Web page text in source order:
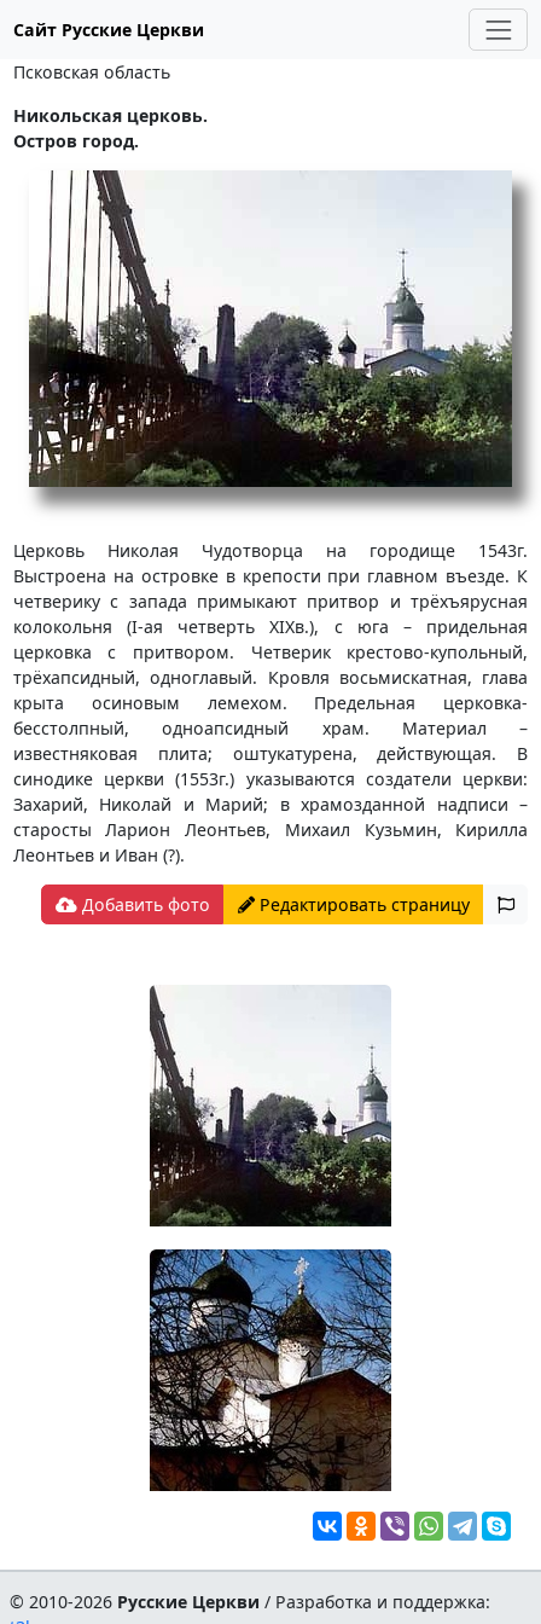
Сайт Русские Церкви
Псковская область
Никольская церковь.
Остров город.
Церковь Николая Чудотворца на городище 1543г.
Выстроена на островке в крепости при главном въезде. К
четверику с запада примыкают притвор и трёхъярусная
колокольня (I-ая четверть XIXв.), с юга – придельная
церковка с притвором. Четверик крестово-купольный,
трёхапсидный, одноглавый. Кровля восьмискатная, глава
крыта осиновым лемехом. Предельная церковка-
бесстолпный, одноапсидный храм. Материал –
известняковая плита; оштукатурена, действующая. В
синодике церкви (1553г.) указываются создатели церкви:
Захарий, Николай и Марий; в храмозданной надписи –
старосты Ларион Леонтьев, Михаил Кузьмин, Кирилла
Леонтьев и Иван (?).
Добавить фото Редактировать страницу
© 2010-2026 Русские Церкви / Разработка и поддержка: